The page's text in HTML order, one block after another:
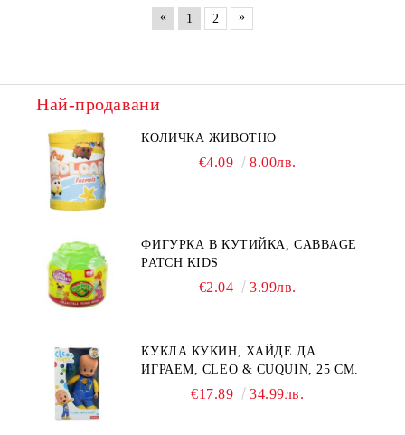
«
1 2 »
Най-продавани
КОЛИЧКА ЖИВОТНО
€4.09 8.00лв.
ФИГУРКА В КУТИЙКА, CABBAGE
PATCH KIDS
€2.04 3.99лв.
КУКЛА КУКИН, ХАЙДЕ ДА
ИГРАЕМ, CLEO & CUQUIN, 25 СМ.
€17.89 34.99лв.